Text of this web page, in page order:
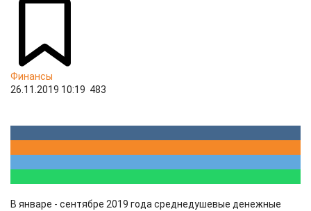
Финансы
26.11.2019 10:19 483
В январе - сентябре 2019 года среднедушевые денежные